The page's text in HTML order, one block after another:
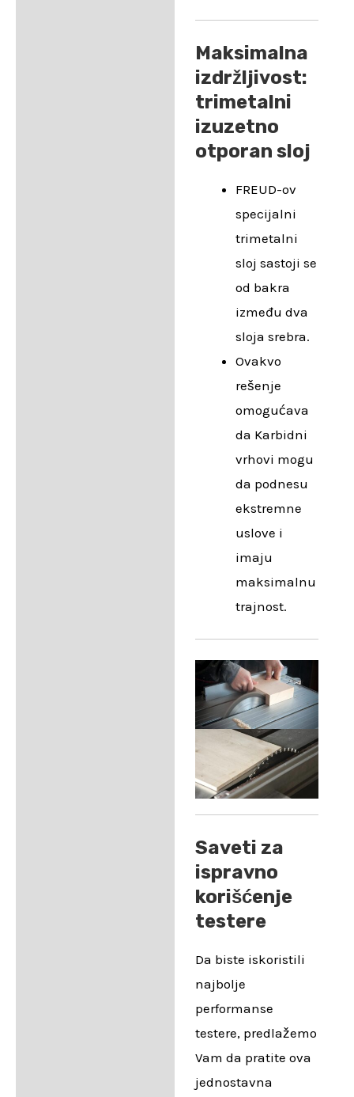
Maksimalna
izdržljivost:
trimetalni
izuzetno
otporan sloj
FREUD-ov
specijalni
trimetalni
sloj sastoji se
od bakra
između dva
sloja srebra.
Ovakvo
rešenje
omogućava
da Karbidni
vrhovi mogu
da podnesu
ekstremne
uslove i
imaju
maksimalnu
trajnost.
Saveti za
ispravno
korišćenje
testere
Da biste iskoristili
najbolje
performanse
testere, predlažemo
Vam da pratite ova
jednostavna